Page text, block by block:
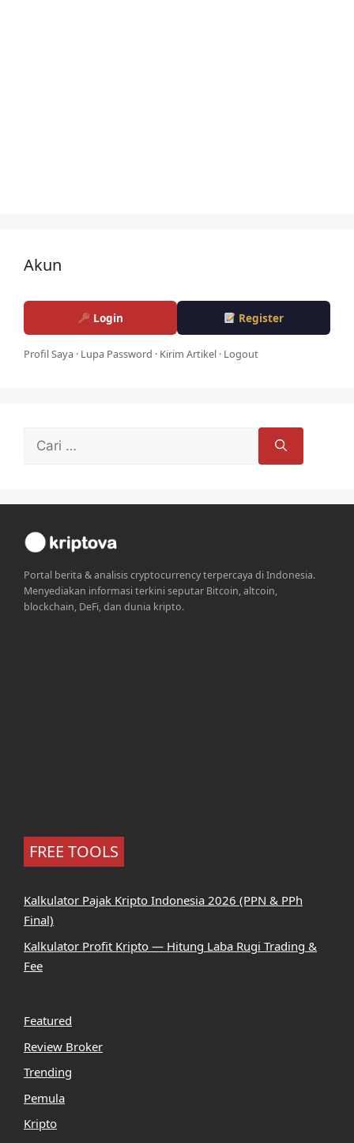
Akun
Login Register
Profil Saya · Lupa Password · Kirim Artikel · Logout
Cari
Portal berita & analisis cryptocurrency terpercaya di Indonesia.
Menyediakan informasi terkini seputar Bitcoin, altcoin,
blockchain, DeFi, dan dunia kripto.
FREE TOOLS
Kalkulator Pajak Kripto Indonesia 2026 (PPN & PPh
Final)
Kalkulator Profit Kripto — Hitung Laba Rugi Trading &
Fee
Featured
Review Broker
Trending
Pemula
Kripto